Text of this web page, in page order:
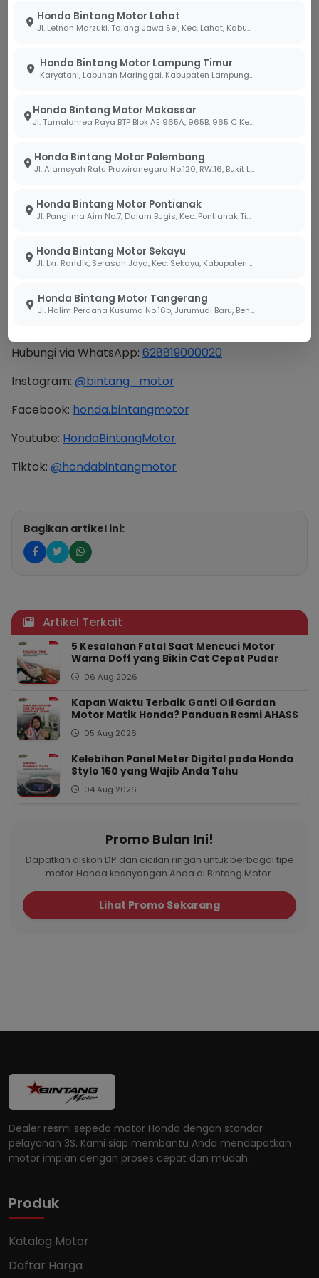
Honda Bintang Motor Lahat
Jl. Letnan Marzuki, Talang Jawa Sel, Kec. Lahat, Kabupaten Lahat, Sumatera Selatan 31419
Honda Bintang Motor Lampung Timur
Karyatani, Labuhan Maringgai, Kabupaten Lampung Timur, Lampung 34387
Honda Bintang Motor Makassar
Jl. Tamalanrea Raya BTP Blok AE 965A, 965B, 965 C Kel. Paccerakang Kec.Biring Kanaya Kota. Makassar Sulawesi Selatan 90241
Honda Bintang Motor Palembang
Jl. Alamsyah Ratu Prawiranegara No.120, RW.16, Bukit Lama, Kec. Ilir Bar. I, Kota Palembang, Sumatera Selatan 30138
Honda Bintang Motor Pontianak
Jl. Panglima Aim No.7, Dalam Bugis, Kec. Pontianak Tim., Kota Pontianak, Kalimantan Barat 78242
Honda Bintang Motor Sekayu
Jl. Lkr. Randik, Serasan Jaya, Kec. Sekayu, Kabupaten Musi Banyuasin, Sumatera Selatan 30711
Honda Bintang Motor Tangerang
Jl. Halim Perdana Kusuma No.16b, Jurumudi Baru, Benda, Kota Tangerang, Banten 15124
dan terukur bagi masyarakat urban Indonesia.
Anda di Bintang Motor
produktivitas Anda. Kami mengundang Anda untuk
mengunjungi cabang Bintang Motor terdekat. Tim
pengecekan menyeluruh atau memberikan
penawaran spesial jika Anda berencana melakukan
sudah dilengkapi teknologi terkini.
BACA JUGA ARTIKEL LAINNYA:
Spesifikasi!
Hubungi via WhatsApp: 628819000020
Instagram: @bintang_motor
Facebook: honda.bintangmotor
Youtube: HondaBintangMotor
Tiktok: @hondabintangmotor
Bagikan artikel ini:
Artikel Terkait
5 Kesalahan Fatal Saat Mencuci Motor
Warna Doff yang Bikin Cat Cepat Pudar
06 Aug 2026
Kapan Waktu Terbaik Ganti Oli Gardan
Motor Matik Honda? Panduan Resmi AHASS
05 Aug 2026
Kelebihan Panel Meter Digital pada Honda
Stylo 160 yang Wajib Anda Tahu
04 Aug 2026
Promo Bulan Ini!
Dapatkan diskon DP dan cicilan ringan untuk berbagai tipe
motor Honda kesayangan Anda di Bintang Motor.
Lihat Promo Sekarang
Dealer resmi sepeda motor Honda dengan standar
pelayanan 3S. Kami siap membantu Anda mendapatkan
motor impian dengan proses cepat dan mudah.
Produk
Katalog Motor
Daftar Harga